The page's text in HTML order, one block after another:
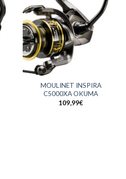
MOULINET INSPIRA
C5000XA OKUMA
109,99€